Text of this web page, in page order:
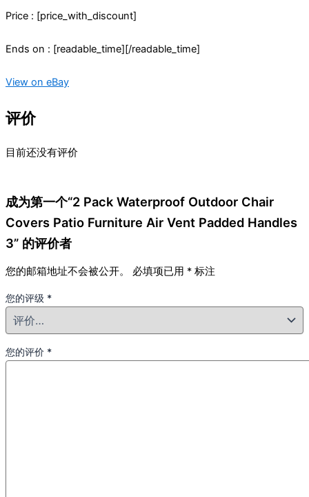
Price : [price_with_discount]
Ends on : [readable_time][/readable_time]
View on eBay
评价
目前还没有评价
成为第一个“2 Pack Waterproof Outdoor Chair
Covers Patio Furniture Air Vent Padded Handles
3” 的评价者
您的邮箱地址不会被公开。 必填项已用 * 标注
您的评级 *
您的评价 *